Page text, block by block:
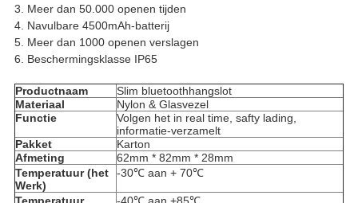
3. Meer dan 50.000 openen tijden
4. Navulbare 4500mAh-batterij
5. Meer dan 1000 openen verslagen
6. Beschermingsklasse IP65
Productnaam
Slim bluetoothhangslot
Materiaal
Nylon & Glasvezel
Functie
Volgen het in real time, safty lading,
informatie-verzamelt
Pakket
Karton
Afmeting
62mm * 82mm * 28mm
Temperatuur (het
Werk)
-30℃ aan + 70℃